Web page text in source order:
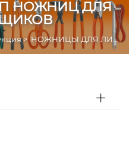
НОЖНИЦ ДЛЯ
>НОЖНИЦЫ ДЛЯ ЛИСТА